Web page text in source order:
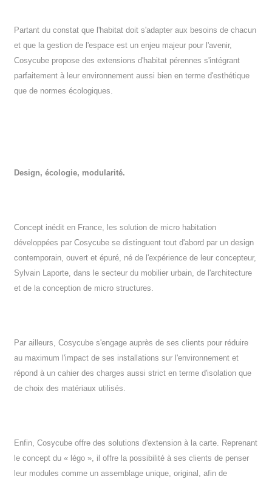
Partant du constat que l'habitat doit s'adapter aux besoins de chacun
et que la gestion de l'espace est un enjeu majeur pour l'avenir,
Cosycube propose des extensions d'habitat pérennes s'intégrant
parfaitement à leur environnement aussi bien en terme d'esthétique
que de normes écologiques.
Design, écologie, modularité.
Concept inédit en France, les solution de micro habitation
développées par Cosycube se distinguent tout d'abord par un design
contemporain, ouvert et épuré, né de l'expérience de leur concepteur,
Sylvain Laporte, dans le secteur du mobilier urbain, de l'architecture
et de la conception de micro structures.
Par ailleurs, Cosycube s'engage auprès de ses clients pour réduire
au maximum l'impact de ses installations sur l'environnement et
répond à un cahier des charges aussi strict en terme d'isolation que
de choix des matériaux utilisés.
Enfin, Cosycube offre des solutions d'extension à la carte. Reprenant
le concept du « légo », il offre la possibilité à ses clients de penser
leur modules comme un assemblage unique, original, afin de